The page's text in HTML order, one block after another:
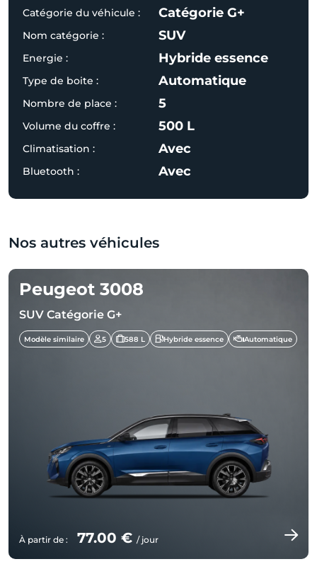
Catégorie du véhicule : Catégorie G+
Nom catégorie : SUV
Energie : Hybride essence
Type de boite : Automatique
Nombre de place : 5
Volume du coffre : 500 L
Climatisation : Avec
Bluetooth : Avec
Nos autres véhicules
Peugeot 3008
SUV Catégorie G+
Modèle similaire 5 588 L Hybride essence Automatique
À partir de : 77.00 € / jour